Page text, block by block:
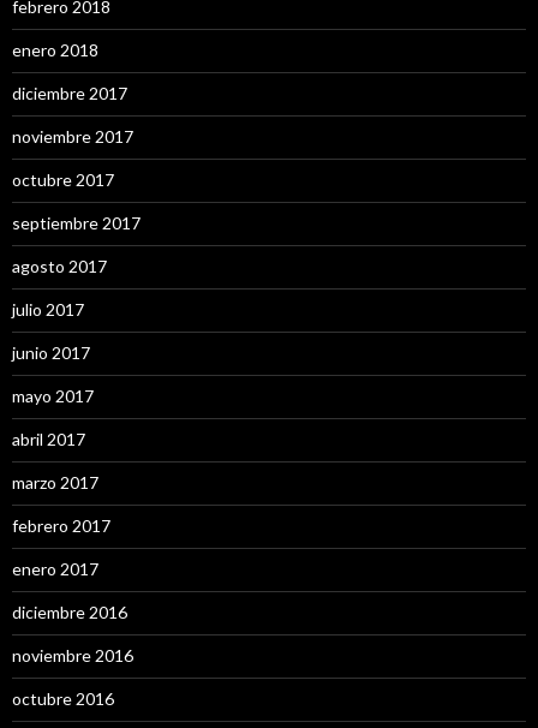
febrero 2018
enero 2018
diciembre 2017
noviembre 2017
octubre 2017
septiembre 2017
agosto 2017
julio 2017
junio 2017
mayo 2017
abril 2017
marzo 2017
febrero 2017
enero 2017
diciembre 2016
noviembre 2016
octubre 2016